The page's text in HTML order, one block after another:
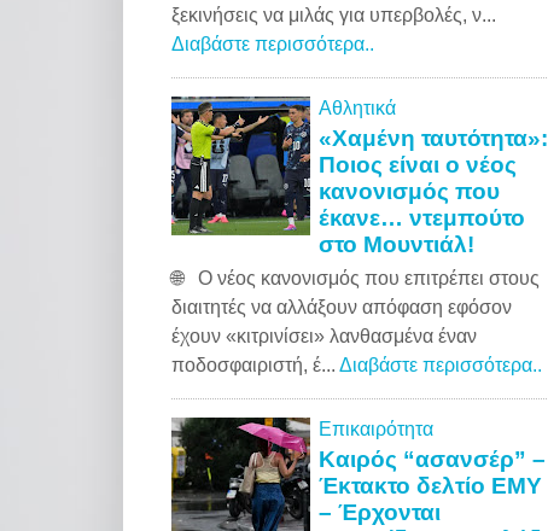
ξεκινήσεις να μιλάς για υπερβολές, ν...
Διαβάστε περισσότερα..
Αθλητικά
«Χαμένη ταυτότητα»:
Ποιος είναι ο νέος
κανονισμός που
έκανε… ντεμπούτο
στο Μουντιάλ!
🌐 Ο νέος κανονισμός που επιτρέπει στους
διαιτητές να αλλάξουν απόφαση εφόσον
έχουν «κιτρινίσει» λανθασμένα έναν
ποδοσφαιριστή, έ... Διαβάστε περισσότερα..
Επικαιρότητα
Καιρός “ασανσέρ” –
Έκτακτο δελτίο ΕΜΥ
– Έρχονται